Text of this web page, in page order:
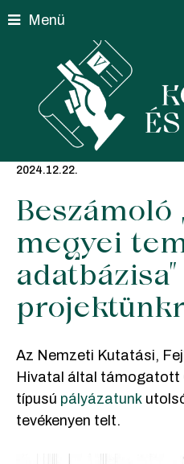
Menü
2024.12.22.
Beszámoló
megyei
Az Nemzeti Kutatási,
Hivatal által támogatott
típusú pályázatunk
tevékenyen telt.